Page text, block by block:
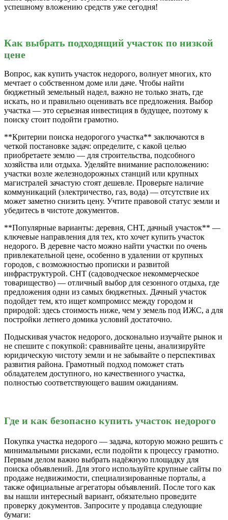
успешному вложению средств уже сегодня!
Как выбрать подходящий участок по низкой
цене
Вопрос, как купить участок недорого, волнует многих, кто
мечтает о собственном доме или даче. Чтобы найти
бюджетный земельный надел, важно не только знать, где
искать, но и правильно оценивать все предложения. Выбор
участка — это серьезная инвестиция в будущее, поэтому к
поиску стоит подойти грамотно.
**Критерии поиска недорогого участка** заключаются в
четкой постановке задач: определите, с какой целью
приобретаете землю — для строительства, подсобного
хозяйства или отдыха. Уделяйте внимание расположению:
участки возле железнодорожных станций или крупных
магистралей зачастую стоят дешевле. Проверьте наличие
коммуникаций (электричество, газ, вода) — отсутствие их
может заметно снизить цену. Учтите правовой статус земли и
убедитесь в чистоте документов.
**Популярные варианты: деревня, СНТ, дачный участок** —
ключевые направления для тех, кто хочет купить участок
недорого. В деревне часто можно найти участки по очень
привлекательной цене, особенно в удалении от крупных
городов, с возможностью прописки и развитой
инфраструктурой. СНТ (садоводческое некоммерческое
товарищество) — отличный выбор для сезонного отдыха, где
предложения одни из самых бюджетных. Дачный участок
подойдет тем, кто ищет компромисс между городом и
природой: здесь стоимость ниже, чем у земель под ИЖС, а для
постройки летнего домика условий достаточно.
Подыскивая участок недорого, досконально изучайте рынок и
не спешите с покупкой: сравнивайте цены, анализируйте
юридическую чистоту земли и не забывайте о перспективах
развития района. Грамотный подход поможет стать
обладателем доступного, но качественного участка,
полностью соответствующего вашим ожиданиям.
Где и как безопасно купить участок недорого
Покупка участка недорого — задача, которую можно решить с
минимальными рисками, если подойти к процессу грамотно.
Первым делом важно выбрать надёжную площадку для
поиска объявлений. Для этого используйте крупные сайты по
продаже недвижимости, специализированные порталы, а
также официальные агрегаторы объявлений. После того как
вы нашли интересный вариант, обязательно проведите
проверку документов. Запросите у продавца следующие
бумаги: